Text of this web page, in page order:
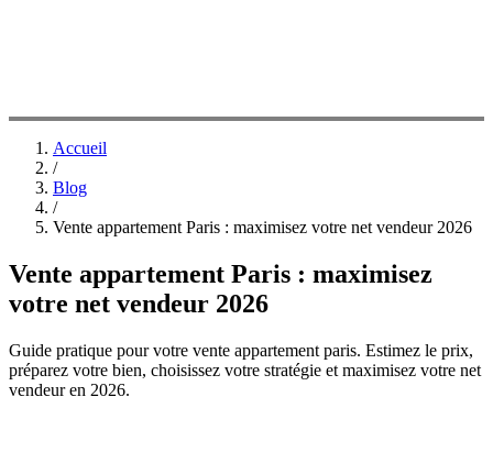
Accueil
/
Blog
/
Vente appartement Paris : maximisez votre net vendeur 2026
Vente appartement Paris : maximisez
votre net vendeur 2026
Guide pratique pour votre vente appartement paris. Estimez le prix,
préparez votre bien, choisissez votre stratégie et maximisez votre net
vendeur en 2026.